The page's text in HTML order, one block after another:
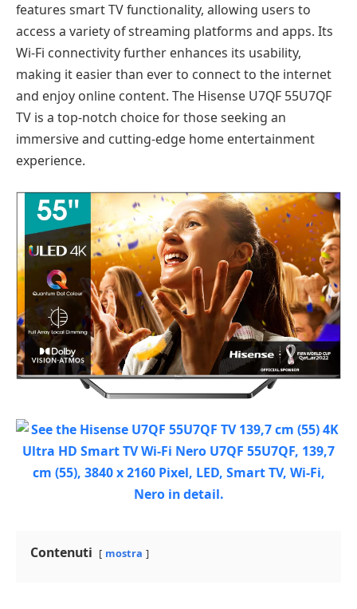
features smart TV functionality, allowing users to
access a variety of streaming platforms and apps. Its
Wi-Fi connectivity further enhances its usability,
making it easier than ever to connect to the internet
and enjoy online content. The Hisense U7QF 55U7QF
TV is a top-notch choice for those seeking an
immersive and cutting-edge home entertainment
experience.
Contenuti mostra